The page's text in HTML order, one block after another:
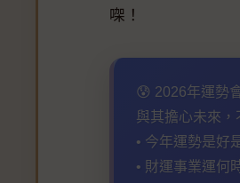
㗎！
😰 2026年運勢
與其擔心未來，
• 今年運勢是好
• 財運事業運何